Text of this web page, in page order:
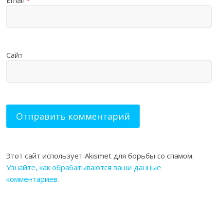
Сайт
Этот сайт использует Akismet для борьбы со спамом.
Узнайте, как обрабатываются ваши данные
комментариев.